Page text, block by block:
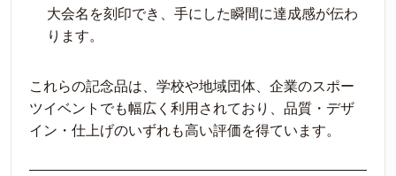
大会名を刻印でき、手にした瞬間に達成感が伝わ
ります。
これらの記念品は、学校や地域団体、企業のスポー
ツイベントでも幅広く利用されており、品質・デザ
イン・仕上げのいずれも高い評価を得ています。